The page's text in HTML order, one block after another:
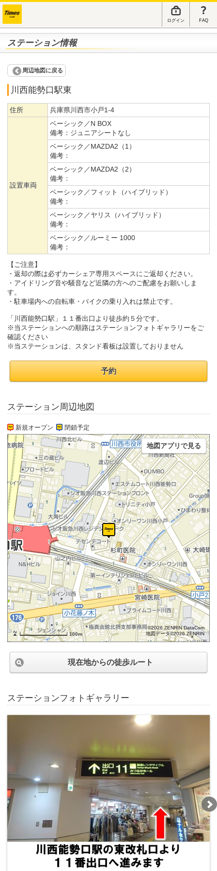
ログイン FAQ
ステーション情報
周辺地図に戻る
川西能勢口駅東
住所 兵庫県川西市小戸1-4
設置車両
ベーシック／N BOX
備考： ジュニアシートなし
ベーシック／MAZDA2（1）
備考：
ベーシック／MAZDA2（2）
備考：
ベーシック／フィット（ハイブリッド）
備考：
ベーシック／ヤリス（ハイブリッド）
備考：
ベーシック／ルーミー 1000
備考：
【ご注意】
・返却の際は必ずカーシェア専用スペースにご返却ください。
・アイドリング音や騒音など近隣の方へのご配慮をお願いしま
す。
・駐車場内への自転車・バイクの乗り入れは禁止です。
「川西能勢口駅」１１番出口より徒歩約５分です。
※当ステーションへの順路はステーションフォトギャラリーをご
確認ください
※当ステーションは、スタンド看板は設置しておりません
予約
ステーション周辺地図
新規オープン 閉鎖予定
100m
©2026 ZENRIN DataCom
地図データ©2026 ZENRIN
地図アプリで見る
現在地からの徒歩ルート
ステーションフォトギャラリー